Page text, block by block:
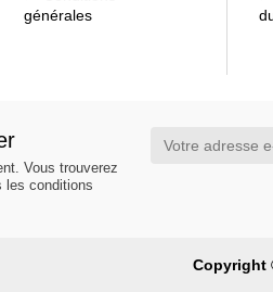
générales
Vous trouverez
les conditions
Copyright